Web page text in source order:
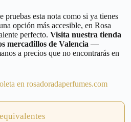
pruebas esta nota como si ya tienes
opción más accesible, en Rosa
perfecto. Visita nuestra tienda
mercadillos de Valencia —
a precios que no encontrarás en
en rosadoradaperfumes.com